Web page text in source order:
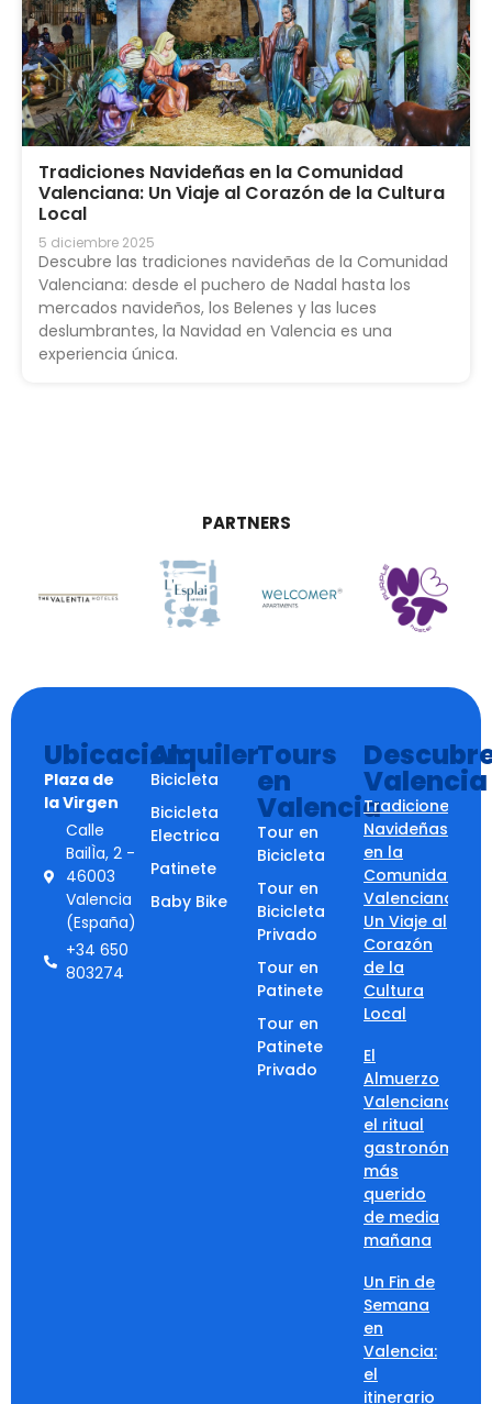
Tradiciones Navideñas en la Comunidad
Valenciana: Un Viaje al Corazón de la Cultura
Local
5 diciembre 2025
Descubre las tradiciones navideñas de la Comunidad
Valenciana: desde el puchero de Nadal hasta los
mercados navideños, los Belenes y las luces
deslumbrantes, la Navidad en Valencia es una
experiencia única.
PARTNERS
Ubicacion
Plaza de
la Virgen
Calle
BailÌa, 2 -
46003
Valencia
(España)
+34 650
803274
Alquiler
Bicicleta
Bicicleta
Electrica
Patinete
Baby Bike
Tours
en
Valencia
Tour en
Bicicleta
Tour en
Bicicleta
Privado
Tour en
Patinete
Tour en
Patinete
Privado
Valencia
Tradiciones
Navideñas
en la
Comunidad
Valenciana:
Un Viaje al
Corazón
de la
Cultura
Local
El
Almuerzo
Valenciano:
el ritual
gastronómico
más
querido
de media
mañana
Un Fin de
Semana
en
Valencia:
el
itinerario